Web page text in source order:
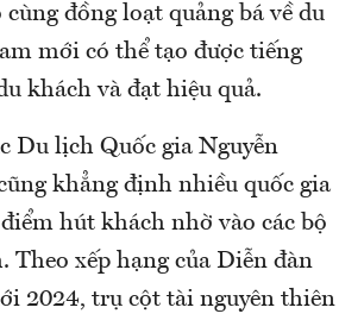
đồng loạt quảng bá về du
mới có thể tạo được tiếng
khách và đạt hiệu quả.
Du lịch Quốc gia Nguyễn
khẳng định nhiều quốc gia
hút khách nhờ vào các bộ
Theo xếp hạng của Diễn đàn
2024, trụ cột tài nguyên thiên